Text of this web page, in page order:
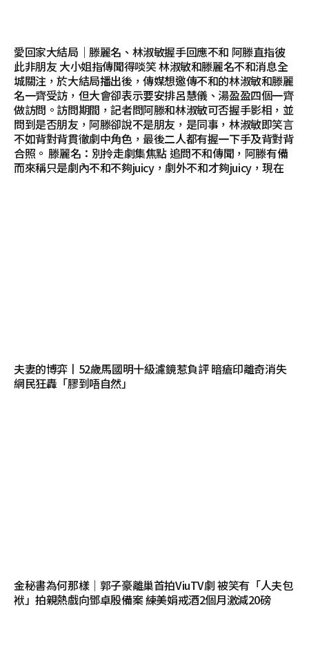
愛回家大結局｜滕麗名、林淑敏握手回應不和 阿滕直指彼
此非朋友 大小姐指傳聞得啖笑 林淑敏和滕麗名不和消息全
城關注，於大結局播出後，傳媒想邀傳不和的林淑敏和滕麗
名一齊受訪，但大會卻表示要安排呂慧儀、湯盈盈四個一齊
做訪問。訪問期間，記者問阿滕和林淑敏可否握手影相，並
問到是否朋友，阿滕卻說不是朋友，是同事，林淑敏即笑言
不如背對背貫徹劇中角色，最後二人都有握一下手及背對背
合照。 滕麗名：別拎走劇集焦點 追問不和傳聞，阿滕有備
而來稱只是劇內不和不夠juicy，劇外不和才夠juicy，現在
夫妻的博弈丨52歲馬國明十級濾鏡惹負評 暗瘡印離奇消失
網民狂轟「膠到唔自然」
金秘書為何那樣｜郭子豪離巢首拍ViuTV劇 被笑有「人夫包
袱」拍親熱戲向鄧卓殷備案 練美娟戒酒2個月激減20磅